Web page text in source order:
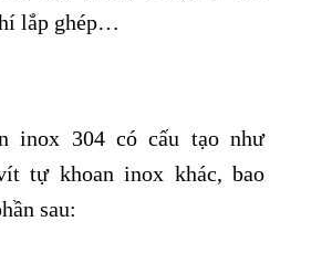
lắp ghép…
inox 304 có cấu tạo như
tự khoan inox khác, bao
sau: